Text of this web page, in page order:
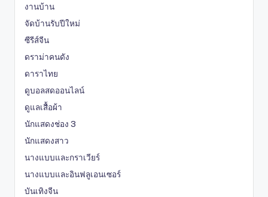
งานบ้าน
จัดบ้านรับปีใหม่
ซีรีส์จีน
ดราม่าคนดัง
ดาราไทย
ดูบอลสดออนไลน์
ดูแลเสื้อผ้า
นักแสดงช่อง 3
นักแสดงสาว
นางแบบและกราเวียร์
นางแบบและอินฟลูเอนเซอร์
บันเทิงจีน